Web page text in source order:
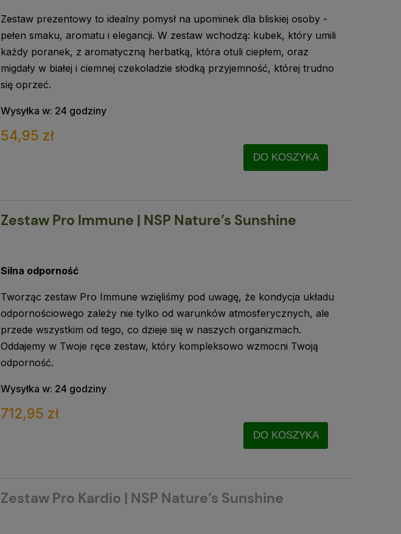
Zestaw prezentowy to idealny pomysł na upominek dla bliskiej osoby -
pełen smaku, aromatu i elegancji. W zestaw wchodzą: kubek, który umili
każdy poranek, z aromatyczną herbatką, która otuli ciepłem, oraz
migdały w białej i ciemnej czekoladzie słodką przyjemność, której trudno
się oprzeć.
Wysyłka w: 24 godziny
54,95 zł
DO KOSZYKA
Zestaw Pro Immune | NSP Nature’s Sunshine
Silna odporność
Tworząc zestaw Pro Immune wzięliśmy pod uwagę, że kondycja układu
odpornościowego zależy nie tylko od warunków atmosferycznych, ale
przede wszystkim od tego, co dzieje się w naszych organizmach.
Oddajemy w Twoje ręce zestaw, który kompleksowo wzmocni Twoją
odporność.
Wysyłka w: 24 godziny
712,95 zł
DO KOSZYKA
Zestaw Pro Kardio | NSP Nature’s Sunshine